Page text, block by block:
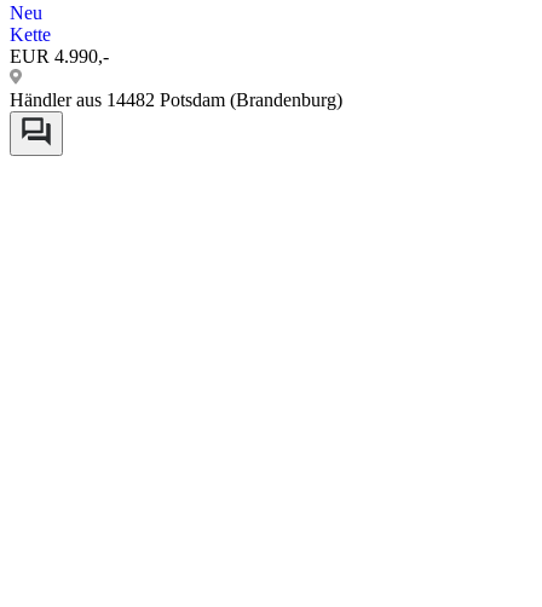
Neu
Kette
EUR 4.990,-
Händler aus 14482 Potsdam (Brandenburg)